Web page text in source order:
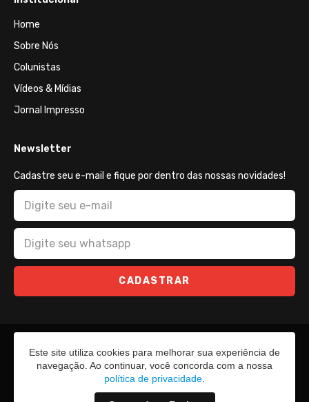
Home
Sobre Nós
Colunistas
Vídeos & Mídias
Jornal Impresso
Newsletter
Cadastre seu e-mail e fique por dentro das nossas novidades!
CADASTRAR
Este site utiliza cookies para melhorar sua experiência de
navegação. Ao continuar, você concorda com a nossa
política de privacidade